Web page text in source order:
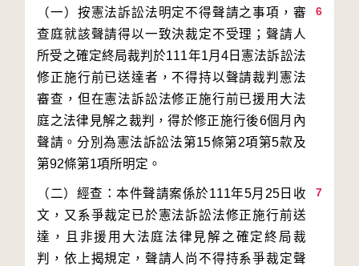
6
（一）按憲法訴訟法明定不得聲請之事項，審
查庭就該聲請得以一致決裁定不受理；聲請人
所受之確定終局裁判於111年1月4日憲法訴訟法
修正施行前已送達者，不得持以聲請裁判憲法
審查，但在憲法訴訟法修正施行前已援用大法
庭之法律見解之裁判，得於修正施行後6個月內
聲請。分別為憲法訴訟法第15條第2項第5款及
7
（二）經查：本件聲請案係於111年5月25日收
文，又系爭裁定已於憲法訴訟法修正施行前送
達，且非援用大法庭法律見解之確定終局裁
判，依上揭規定，聲請人尚不得持系爭裁定聲